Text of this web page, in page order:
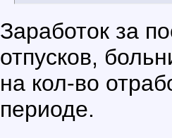
Заработок за
отпусков,
на кол-во
периоде.